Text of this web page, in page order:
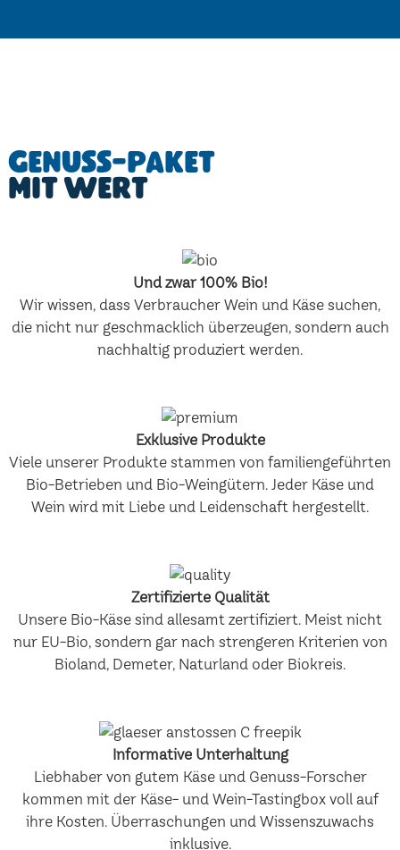
Genuss-Paket
mit Wert
Und zwar 100% Bio!
Wir wissen, dass Verbraucher Wein und Käse suchen,
die nicht nur geschmacklich überzeugen, sondern auch
nachhaltig produziert werden.
Exklusive Produkte
Viele unserer Produkte stammen von familiengeführten
Bio-Betrieben und Bio-Weingütern. Jeder Käse und
Wein wird mit Liebe und Leidenschaft hergestellt.
Zertifizierte Qualität
Unsere Bio-Käse sind allesamt zertifiziert. Meist nicht
nur EU-Bio, sondern gar nach strengeren Kriterien von
Bioland, Demeter, Naturland oder Biokreis.
Informative Unterhaltung
Liebhaber von gutem Käse und Genuss-Forscher
kommen mit der Käse- und Wein-Tastingbox voll auf
ihre Kosten. Überraschungen und Wissenszuwachs
inklusive.